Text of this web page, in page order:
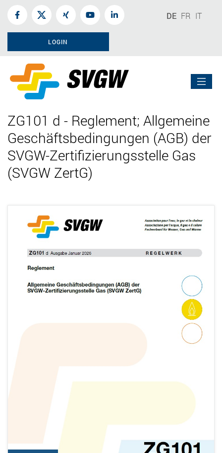
DE FR IT
LOGIN
ZG101 d - Reglement; Allgemeine
Geschäftsbedingungen (AGB) der
SVGW-Zertifizierungsstelle Gas
(SVGW ZertG)